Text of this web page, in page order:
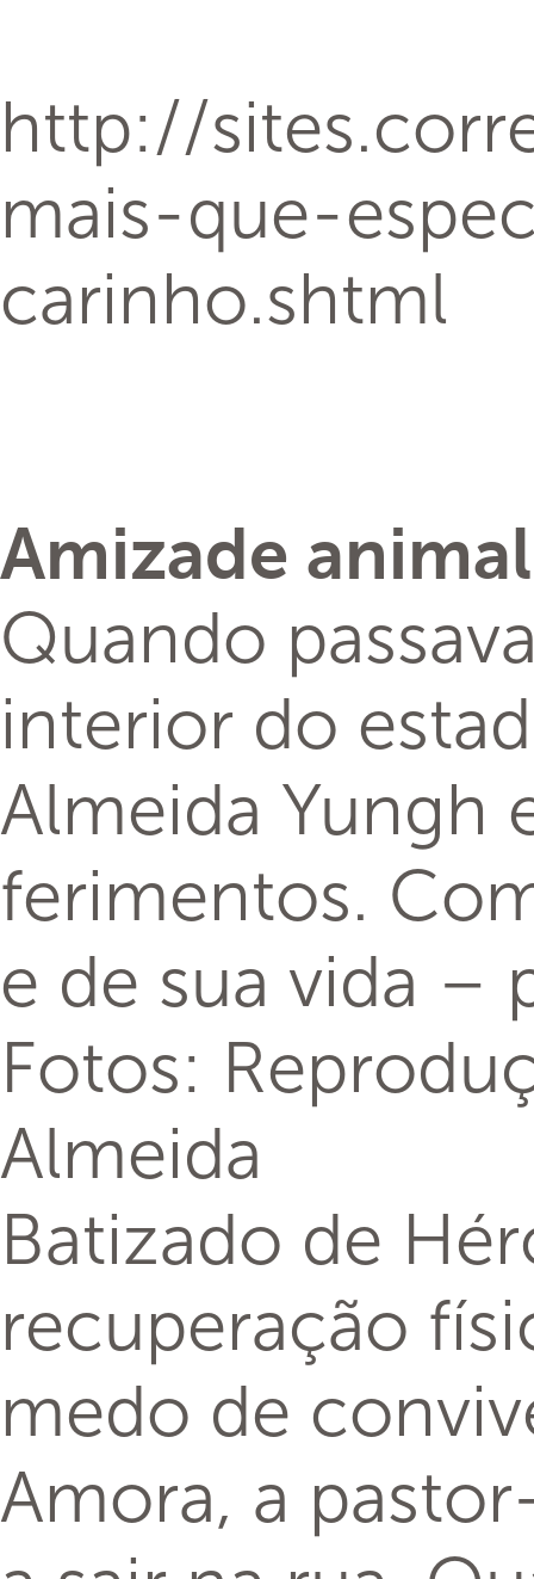
http://
mais-que-
carinho.shtml
Amizade
Quando
interior do
Almeida
ferimentos.
e de sua vida –
Fotos:
Almeida
Batizado de
recuperação
medo de
Amora, a